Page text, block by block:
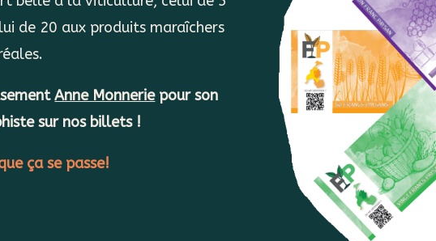
de 20 aux produits maraîchers
Anne Monneriepour son
sur nos billets !
ça se passe!